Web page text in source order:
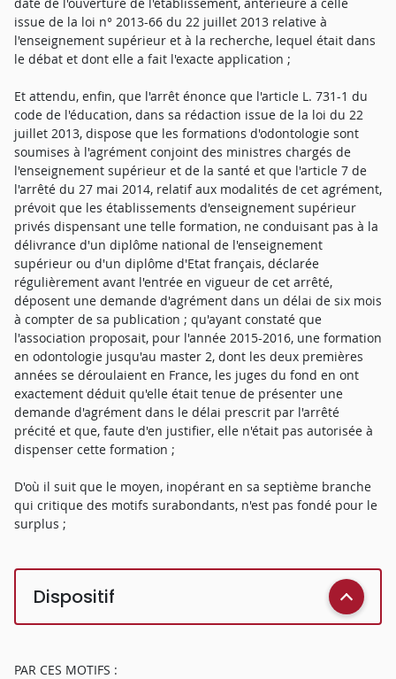
issue de la loi n° 2013-66 du 22 juillet 2013 relative à
l'enseignement supérieur et à la recherche, lequel était dans
le débat et dont elle a fait l'exacte application ;
Et attendu, enfin, que l'arrêt énonce que l'article L. 731-1 du
code de l'éducation, dans sa rédaction issue de la loi du 22
juillet 2013, dispose que les formations d'odontologie sont
soumises à l'agrément conjoint des ministres chargés de
l'enseignement supérieur et de la santé et que l'article 7 de
l'arrêté du 27 mai 2014, relatif aux modalités de cet agrément,
prévoit que les établissements d'enseignement supérieur
privés dispensant une telle formation, ne conduisant pas à la
délivrance d'un diplôme national de l'enseignement
supérieur ou d'un diplôme d'Etat français, déclarée
régulièrement avant l'entrée en vigueur de cet arrêté,
déposent une demande d'agrément dans un délai de six mois
à compter de sa publication ; qu'ayant constaté que
l'association proposait, pour l'année 2015-2016, une formation
en odontologie jusqu'au master 2, dont les deux premières
années se déroulaient en France, les juges du fond en ont
exactement déduit qu'elle était tenue de présenter une
demande d'agrément dans le délai prescrit par l'arrêté
précité et que, faute d'en justifier, elle n'était pas autorisée à
dispenser cette formation ;
D'où il suit que le moyen, inopérant en sa septième branche
qui critique des motifs surabondants, n'est pas fondé pour le
surplus ;
Dispositif
PAR CES MOTIFS :